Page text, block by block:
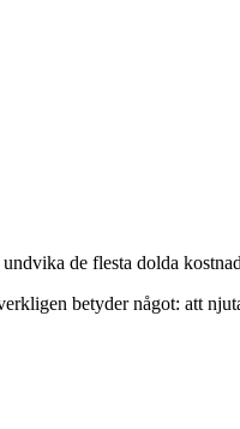
de flesta dolda
betyder något: att